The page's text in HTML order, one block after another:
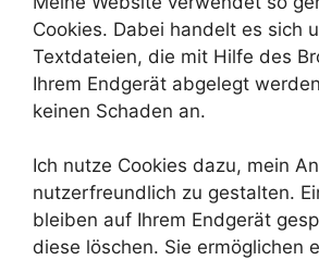
Cookies. Dabei handelt es sich
Textdateien, die mit Hilfe des
Ihrem Endgerät abgelegt
keinen Schaden an.
Ich nutze Cookies dazu, mein
nutzerfreundlich zu gestalten.
bleiben auf Ihrem Endgerät
diese löschen. Sie ermöglichen